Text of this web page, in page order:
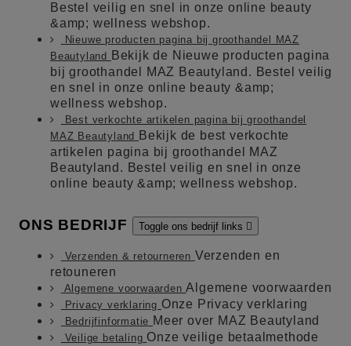
Bestel veilig en snel in onze online beauty
&amp; wellness webshop.
Nieuwe producten pagina bij groothandel MAZ
Beautyland
Bekijk de Nieuwe producten pagina
bij groothandel MAZ Beautyland. Bestel veilig
en snel in onze online beauty &amp;
wellness webshop.
Best verkochte artikelen pagina bij groothandel
MAZ Beautyland
Bekijk de best verkochte
artikelen pagina bij groothandel MAZ
Beautyland. Bestel veilig en snel in onze
online beauty &amp; wellness webshop.
ONS BEDRIJF Toggle ons bedrijf links 
Verzenden & retourneren Verzenden en
retouneren
Algemene voorwaardenAlgemene voorwaarden
Privacy verklaring Onze Privacy verklaring
Bedrijfinformatie Meer over MAZ Beautyland
Veilige betaling Onze veilige betaalmethode